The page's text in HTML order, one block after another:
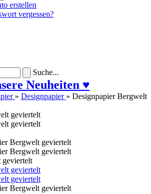
erstellen
vergessen?
Suche...
Neuheiten ♥
» Designpapier » Designpapier Bergwelt
geviertelt